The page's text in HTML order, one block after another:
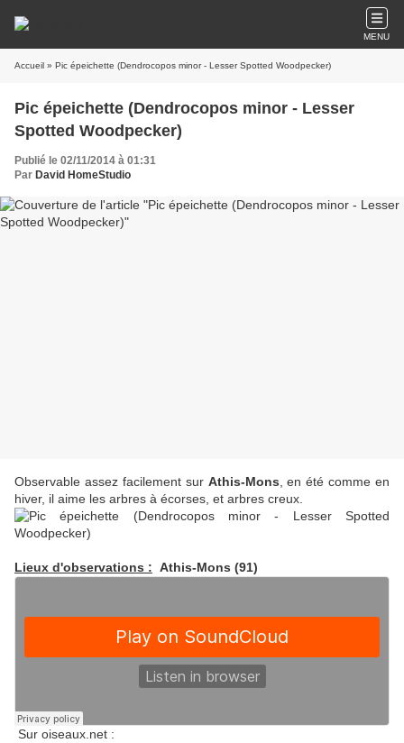
MENU
Accueil » Pic épeichette (Dendrocopos minor - Lesser Spotted Woodpecker)
Pic épeichette (Dendrocopos minor - Lesser
Spotted Woodpecker)
Publié le 02/11/2014 à 01:31
Par David HomeStudio
Observable assez facilement sur Athis-Mons , en été comme en
hiver, il aime les arbres à écorses, et arbres creux.
Lieux d'observations : Athis-Mons (91)
Sur oiseaux.net :